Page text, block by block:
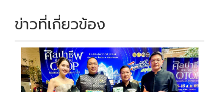
k k
ข่าวที่เกี่ยวข้อง